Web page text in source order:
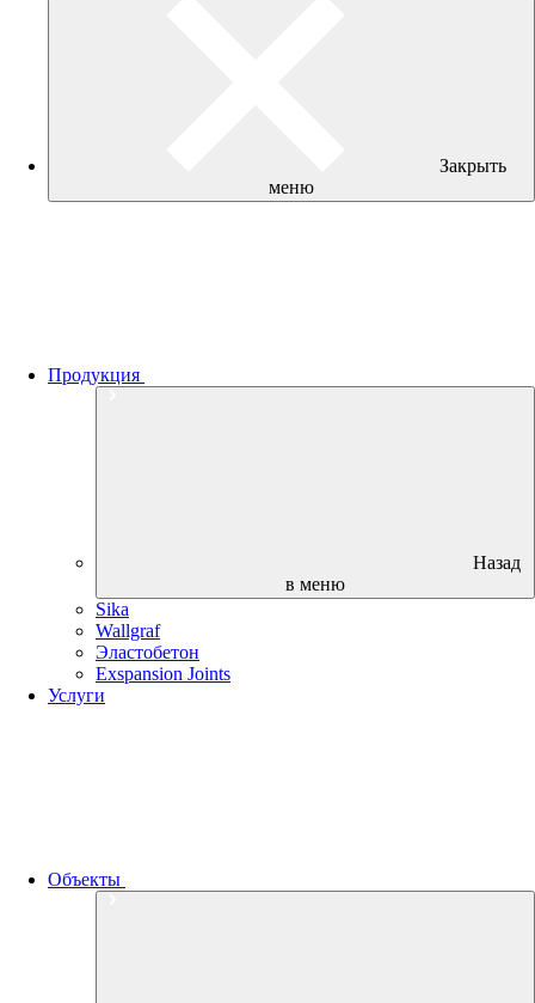
Закрыть
меню
Продукция
Назад
в меню
Sika
Wallgraf
Эластобетон
Exspansion Joints
Услуги
Объекты